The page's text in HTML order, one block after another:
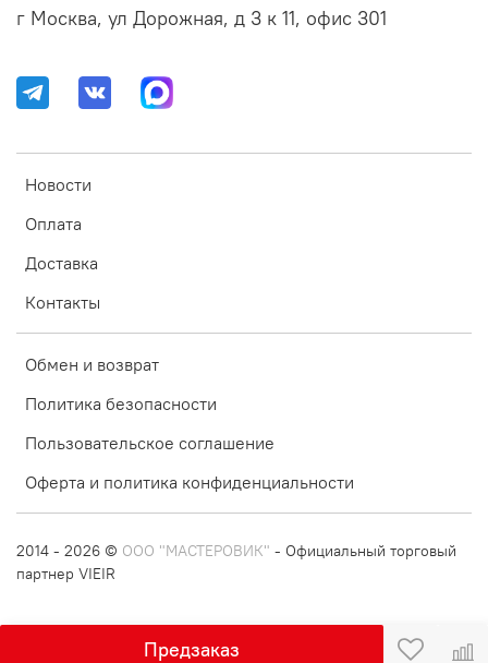
Предзаказ
Новости
Оплата
Доставка
Контакты
Обмен и возврат
Политика безопасности
Пользовательское соглашение
Оферта и политика конфиденциальности
г Москва, ул Дорожная, д 3 к 11, офис 301
2014 - 2026 © ООО "МАСТЕРОВИК" - Официальный торговый
партнер VIEIR